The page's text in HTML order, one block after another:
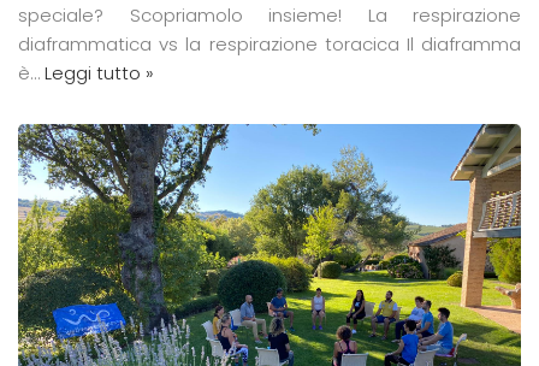
speciale? Scopriamolo insieme! La respirazione
diaframmatica vs la respirazione toracica Il diaframma
è…Leggi tutto »